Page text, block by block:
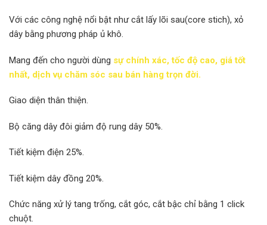
Với các công nghệ nổi bật như cắt lấy lõi sau(core stich), xỏ
dây bằng phương pháp ủ khô.
Mang đến cho người dùng sự chính xác, tốc độ cao, giá tốt
nhất, dịch vụ chăm sóc sau bán hàng trọn đời.
Giao diện thân thiện.
Bộ căng dây đôi giảm độ rung dây 50%.
Tiết kiệm điện 25%.
Tiết kiệm dây đồng 20%.
Chức năng xử lý tang trống, cắt góc, cắt bậc chỉ bằng 1 click
chuột.